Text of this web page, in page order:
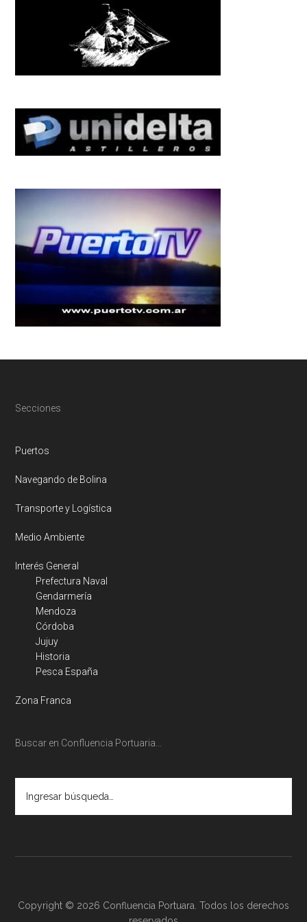
Footer
Secciones
Puertos
Navegando de Bolina
Transporte y Logística
Medio Ambiente
Interés General
Prefectura Naval
Gendarmería
Mendoza
Córdoba
Jujuy
Historia
Pesca España
Zona Franca
Buscar en Confluencia Portuaria…
búsqueda…
Copyright © 2026 Confluencia Portuara. Todos los derechos